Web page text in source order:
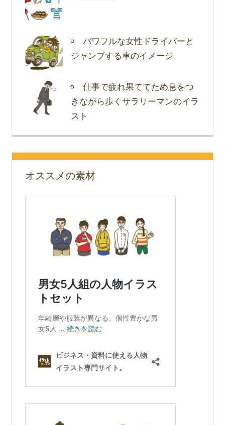
パワフルな女性ドライバーと
ジャンプする車のイメージ
仕事で疲れ果ててため息をつ
きながら歩くサラリーマンのイラ
スト
オススメの素材